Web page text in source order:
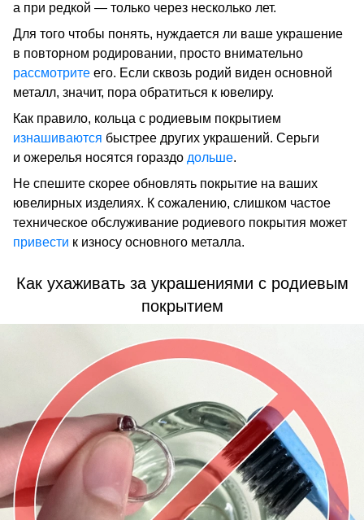
а при редкой — только через несколько лет.
Для того чтобы понять, нуждается ли ваше украшение
в повторном родировании, просто внимательно
рассмотрите его. Если сквозь родий виден основной
металл, значит, пора обратиться к ювелиру.
Как правило, кольца с родиевым покрытием
изнашиваются быстрее других украшений. Серьги
и ожерелья носятся гораздо дольше.
Не спешите скорее обновлять покрытие на ваших
ювелирных изделиях. К сожалению, слишком частое
техническое обслуживание родиевого покрытия может
привести к износу основного металла.
Как ухаживать за украшениями с родиевым
покрытием